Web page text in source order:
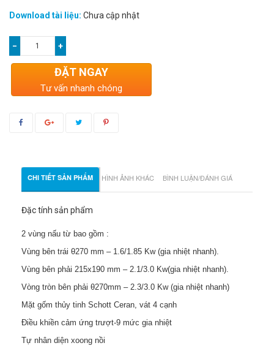
Download tài liệu: Chưa cập nhật
− +
ĐẶT NGAY
Tư vấn nhanh chóng
CHI TIẾT SẢN PHẨM HÌNH ẢNH KHÁC BÌNH LUẬN/ĐÁNH GIÁ
Đặc tính sản phẩm
2 vùng nấu từ bao gồm :
Vùng bên trái θ270 mm – 1.6/1.85 Kw (gia nhiệt nhanh).
Vùng bên phải 215x190 mm – 2.1/3.0 Kw(gia nhiệt nhanh).
Vòng tròn bên phải θ270mm – 2.3/3.0 Kw (gia nhiệt nhanh)
Mặt gốm thủy tinh Schott Ceran, vát 4 cạnh
Điều khiền cảm ứng trượt-9 mức gia nhiệt
Tự nhân diện xoong nồi